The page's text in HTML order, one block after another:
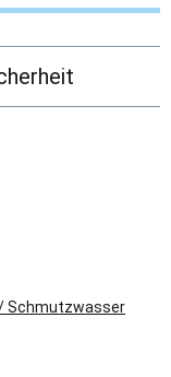
Schmutzwasser